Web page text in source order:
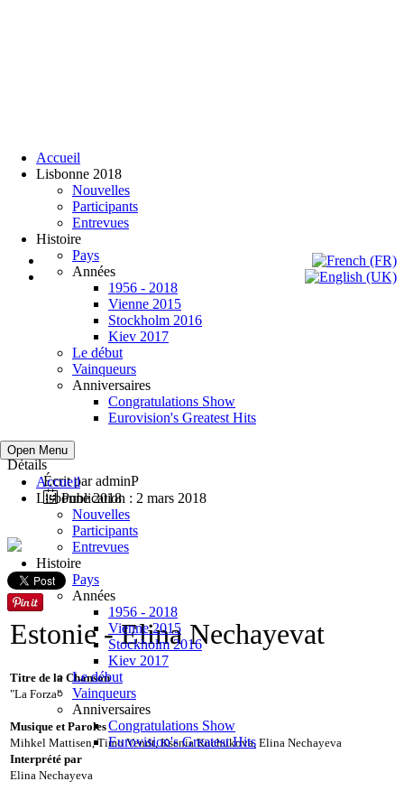
Accueil
Lisbonne 2018
Nouvelles
Participants
Entrevues
Histoire
Pays
Années
1956 - 2018
Vienne 2015
Stockholm 2016
Kiev 2017
Le début
Vainqueurs
Anniversaires
Congratulations Show
Eurovision's Greatest Hits
Open Menu
Accueil
Lisbonne 2018
Nouvelles
Participants
Entrevues
Histoire
Pays
Années
1956 - 2018
Vienne 2015
Stockholm 2016
Kiev 2017
Le début
Vainqueurs
Anniversaires
Congratulations Show
Eurovision's Greatest Hits
Détails
Écrit paradminP
Publication : 2 mars 2018
Estonie- Elina Nechayevat
Titre de la Chanson
"La Forza"
Musique et Paroles
Mihkel Mattisen, Timo Vendt, Ksenia Kuchukova, Elina Nechayeva
Interprété par
Elina Nechayeva